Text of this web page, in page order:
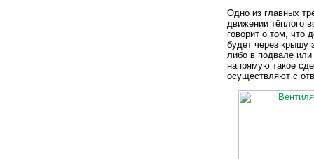
Одно из главных
движении тёплого
говорит о том, что
будет через крышу
либо в подвале
напрямую такое
осуществляют с